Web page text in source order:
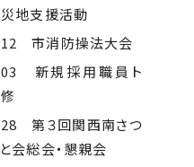
地支援活動
市消防操法大会
新規採用職員ト
第３回関西南さつ
会総会・懇親会